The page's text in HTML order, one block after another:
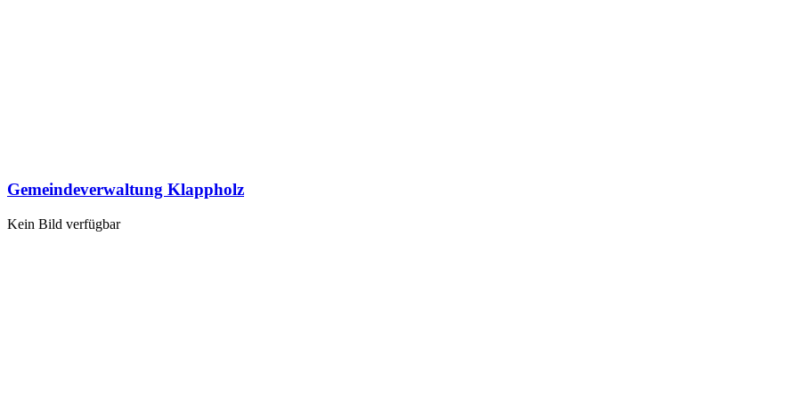
Gemeindeverwaltung Klappholz
Kein Bild verfügbar